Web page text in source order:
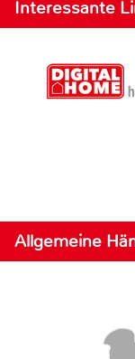
Interessante
Allgemeine